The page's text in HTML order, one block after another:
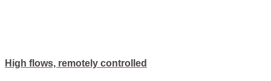
High flows, remotely controlled